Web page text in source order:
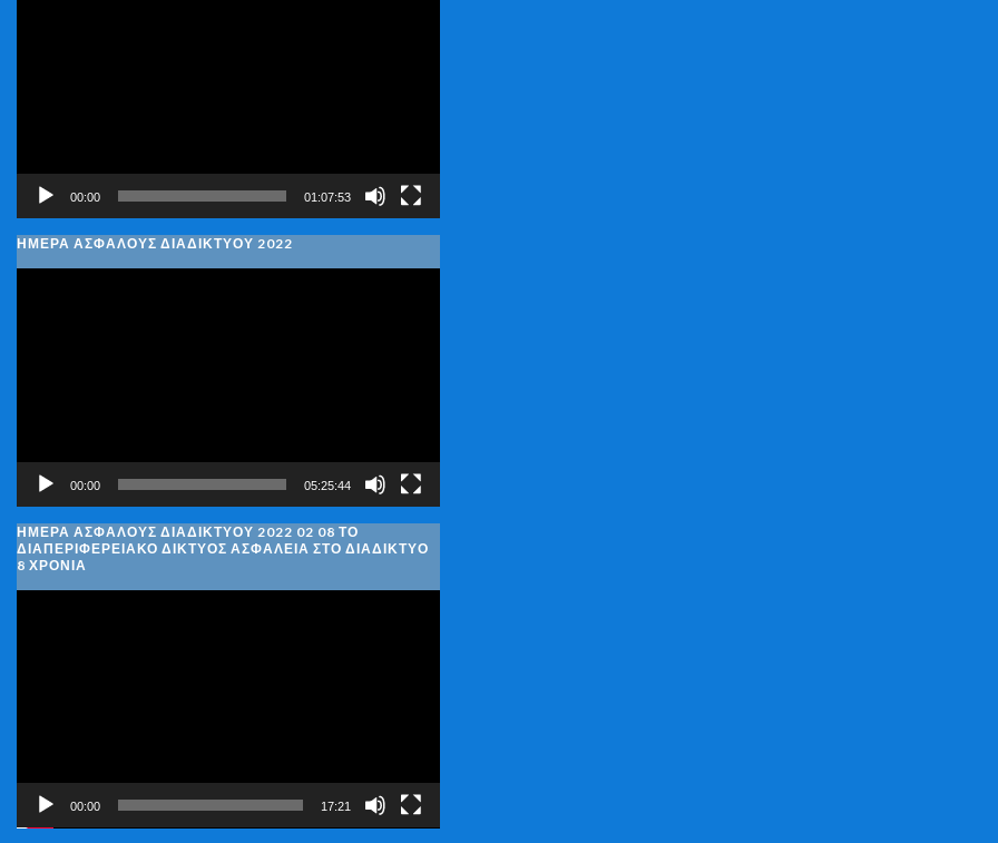
00:00 01:07:53
ΗΜΕΡΑ ΑΣΦΑΛΟΥΣ ΔΙΑΔΙΚΤΥΟΥ 2022
00:00 05:25:44
ΗΜΈΡΑ ΑΣΦΑΛΟΎΣ ΔΙΑΔΙΚΤΎΟΥ 2022 02 08 ΤΟ
ΔΙΑΠΕΡΙΦΕΡΕΙΑΚΌ ΔΊΚΤΥΟΣ ΑΣΦΆΛΕΙΑ ΣΤΟ ΔΙΑΔΊΚΤΥΟ
8 ΧΡΌΝΙΑ
00:00 17:21